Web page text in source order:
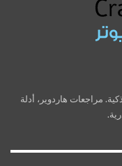
مراجعات هاردوير، أدلة